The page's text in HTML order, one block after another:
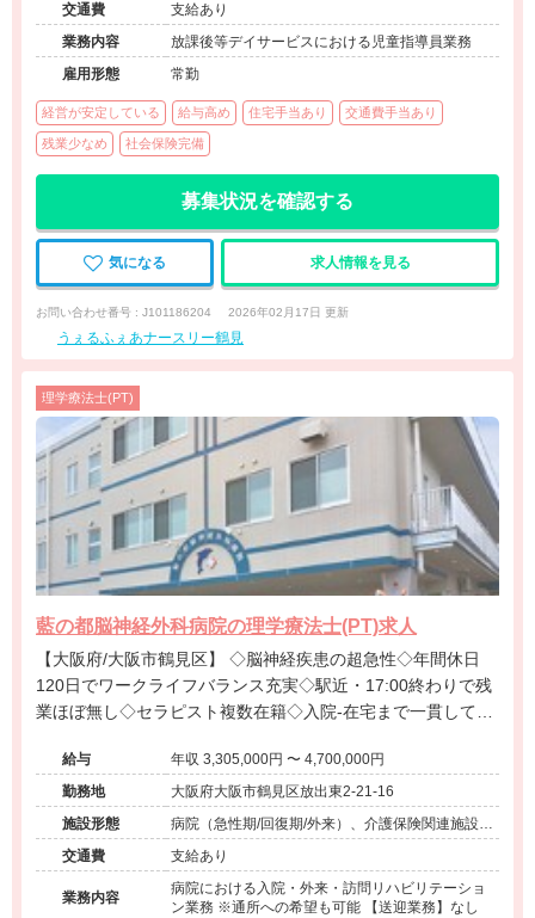
交通費
支給あり
業務内容
放課後等デイサービスにおける児童指導員業務
雇用形態
常勤
経営が安定している 給与高め 住宅手当あり 交通費手当あり
残業少なめ 社会保険完備
募集状況を確認する
気になる 求人情報を見る
お問い合わせ番号 : J101186204 2026年02月17日 更新
うぇるふぇあナースリー鶴見
理学療法士(PT)
藍の都脳神経外科病院の理学療法士(PT)求人
【大阪府/大阪市鶴見区】 ◇脳神経疾患の超急性◇年間休日
120日でワークライフバランス充実◇駅近・17:00終わりで残
業ほぼ無し◇セラピスト複数在籍◇入院-在宅まで一貫して経
給与
年収 3,305,000円 〜 4,700,000円
勤務地
大阪府大阪市鶴見区放出東2-21-16
施設形態
病院（急性期/回復期/外来）、介護保険関連施設
（デイサービス）
交通費 支給あり
業務内容
病院における入院・外来・訪問リハビリテーショ
ン業務 ※通所への希望も可能 【送迎業務】なし